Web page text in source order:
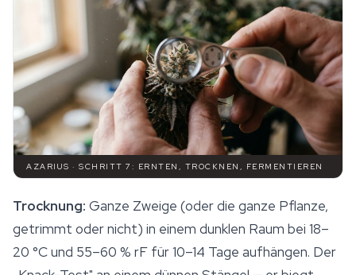
AZARIUS · SCHRITT 7: ERNTEN, TROCKNEN, FERMENTIEREN
Trocknung: Ganze Zweige (oder die ganze Pflanze,
getrimmt oder nicht) in einem dunklen Raum bei 18–
20 °C und 55–60 % rF für 10–14 Tage aufhängen. Der